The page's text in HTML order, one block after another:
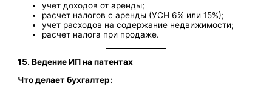
учет доходов от аренды;
расчет налогов с аренды (УСН 6% или 15%);
учет расходов на содержание недвижимости;
расчет налога при продаже.
15. Ведение ИП на патентах
Что делает бухгалтер: